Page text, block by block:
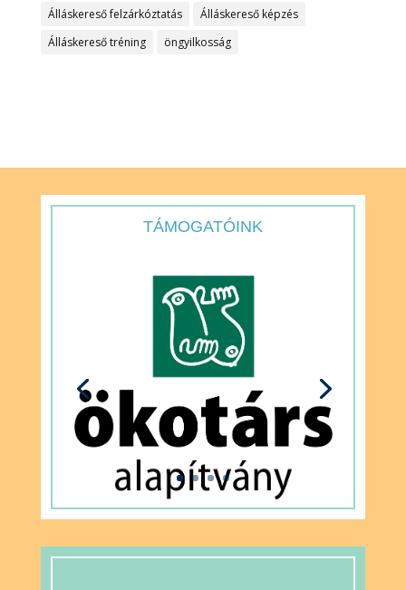
Álláskereső felzárkóztatás
Álláskereső képzés
Álláskereső tréning
öngyilkosság
TÁMOGATÓINK